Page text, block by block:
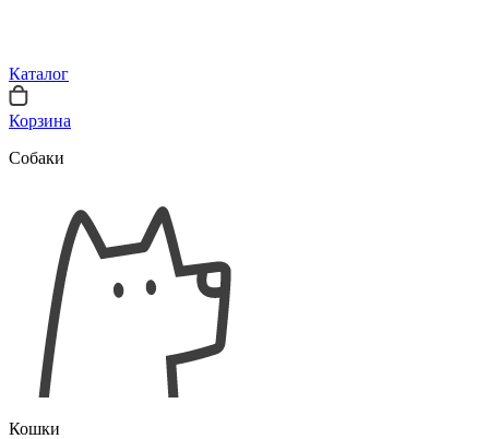
Каталог
Корзина
Собаки
Кошки